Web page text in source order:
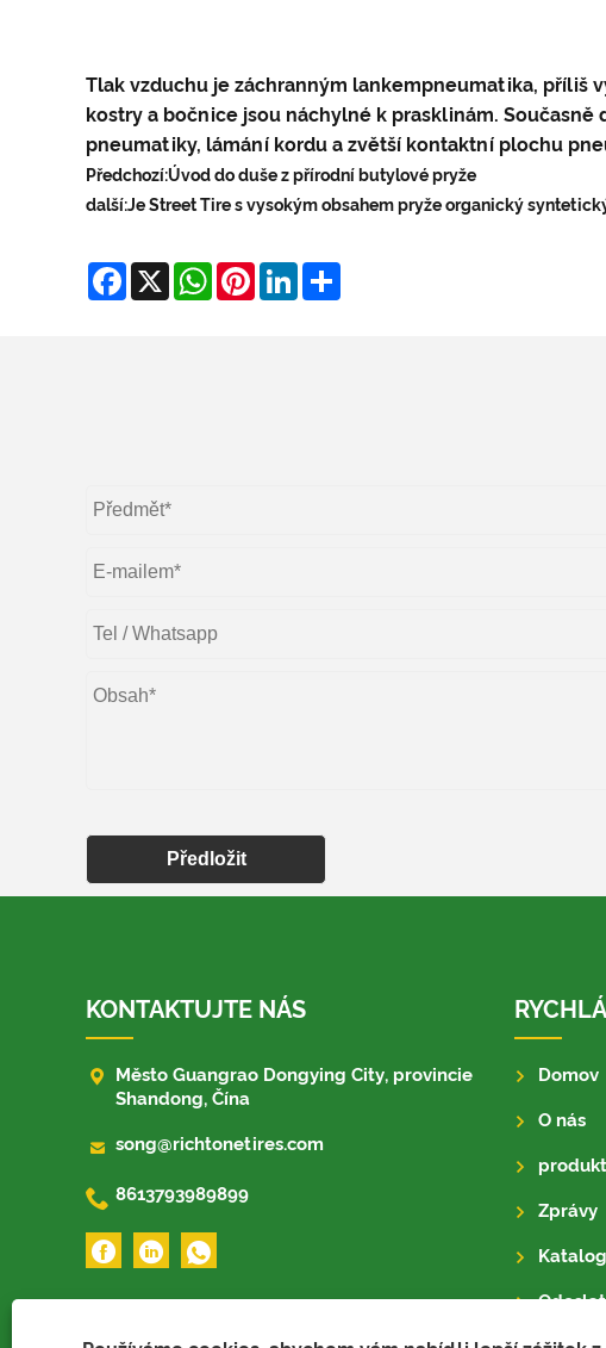
Tlak vzduchu je záchranným lankempneumatika, příliš
kostry a bočnice jsou náchylné k prasklinám.
pneumatiky, lámání kordu a zvětší kontaktní plochu
Předchozí:Úvod do duše z přírodní butylové pryže
další:Je Street Tire s vysokým obsahem pryže organický
Facebook
X WhatsApp
Pinterest
LinkedIn
Předložit
KONTAKTUJTE NÁS

Město Guangrao Dongying City, provincie
Shandong, Čína
 song@richtonetires.com
 8613793989899
Domov
O nás
Zprávy
Katalog